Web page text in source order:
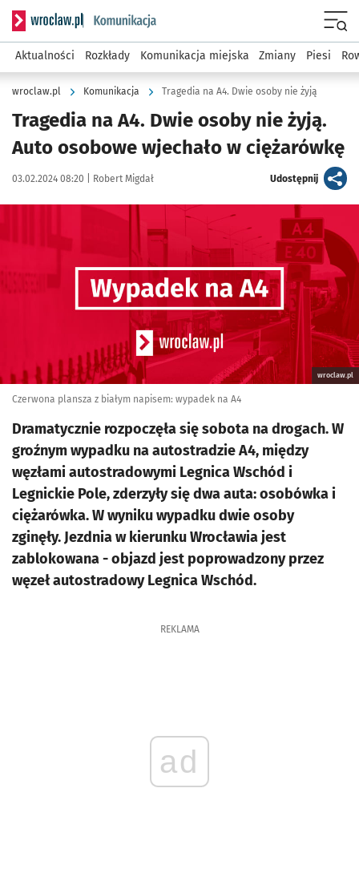
Serwis informacyjny wroclaw.pl podserwis: Komunikacja
Aktualności Rozkłady Komunikacja miejska Zmiany Piesi
wroclaw.pl Komunikacja Tragedia na A4. Dwie osoby nie żyją
Tragedia na A4. Dwie osoby nie żyją.
Auto osobowe wjechało w ciężarówkę
Data publikacji:
03.02.2024 08:20 | Autor:
Robert Migdał Udostępnijartykuł
Kliknij, aby powiększyć
wroclaw.pl
Czerwona plansza z białym napisem: wypadek na A4
Dramatycznie rozpoczęła się sobota na drogach. W
groźnym wypadku na autostradzie A4, między
węzłami autostradowymi Legnica Wschód i
Legnickie Pole, zderzyły się dwa auta: osobówka i
ciężarówka. W wyniku wypadku dwie osoby
zginęły. Jezdnia w kierunku Wrocławia jest
zablokowana - objazd jest poprowadzony przez
węzeł autostradowy Legnica Wschód.
REKLAMA
ad